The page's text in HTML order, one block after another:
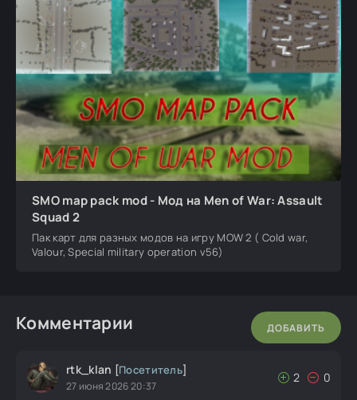
SMO map pack mod - Мод на Men of War: Assault
Squad 2
Пак карт для разных модов на игру MOW 2 ( Cold war,
Valour, Special military operation v56)
Комментарии ДОБАВИТЬ
rtk_klan [Посетитель]
27 июня 2026 20:37
2 0